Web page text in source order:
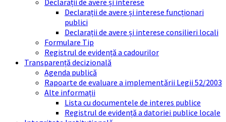
Declarații de avere și interese
Declarații de avere și interese funcționari
publici
Declarații de avere și interese consilieri locali
Formulare Tip
Registrul de evidență a cadourilor
Transparență decizională
Agenda publică
Rapoarte de evaluare a implementării Legii 52/2003
Alte informații
Lista cu documentele de interes publice
Registrul de evidență a datoriei publice locale